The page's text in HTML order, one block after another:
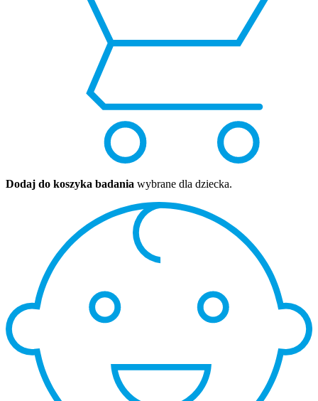
Dodaj do koszyka badania wybrane dla dziecka.